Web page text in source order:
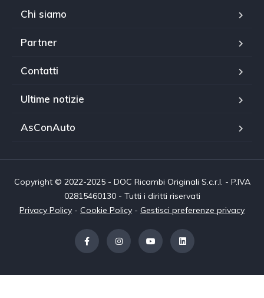
Chi siamo
Partner
Contatti
Ultime notizie
AsConAuto
Copyright © 2022-2025 - DOC Ricambi Originali S.c.r.l. - P.IVA
02815460130 - Tutti i diritti riservati
Privacy Policy - Cookie Policy - Gestisci preferenze privacy